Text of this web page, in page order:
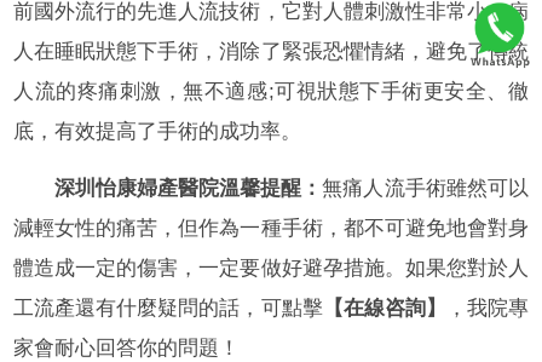
前國外流行的先進人流技術，它對人體刺激性非常小，病
人在睡眠狀態下手術，消除了緊張恐懼情緒，避免了傳統
人流的疼痛刺激，無不適感;可視狀態下手術更安全、徹
底，有效提高了手術的成功率。
深圳怡康婦產醫院溫馨提醒：無痛人流手術雖然可以
減輕女性的痛苦，但作為一種手術，都不可避免地會對身
體造成一定的傷害，一定要做好避孕措施。如果您對於人
工流產還有什麼疑問的話，可點擊【在線咨詢】
，我院專
家會耐心回答你的問題！